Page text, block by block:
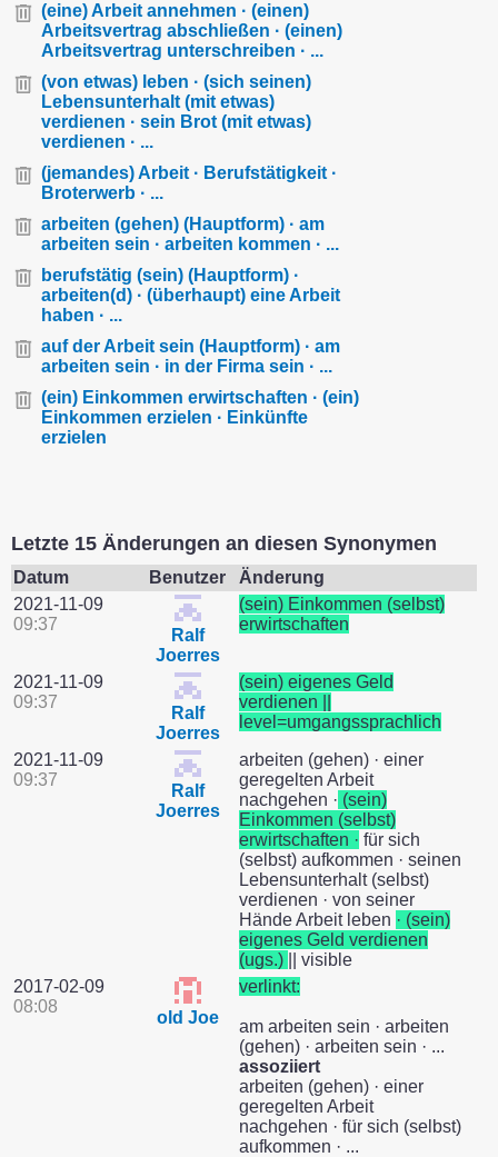
(eine) Arbeit annehmen · (einen)
Arbeitsvertrag abschließen · (einen)
Arbeitsvertrag unterschreiben · ...
(von etwas) leben · (sich seinen)
Lebensunterhalt (mit etwas)
verdienen · sein Brot (mit etwas)
verdienen · ...
(jemandes) Arbeit · Berufstätigkeit ·
Broterwerb · ...
arbeiten (gehen) (Hauptform) · am
arbeiten sein · arbeiten kommen · ...
berufstätig (sein) (Hauptform) ·
arbeiten(d) · (überhaupt) eine Arbeit
haben · ...
auf der Arbeit sein (Hauptform) · am
arbeiten sein · in der Firma sein · ...
(ein) Einkommen erwirtschaften · (ein)
Einkommen erzielen · Einkünfte
erzielen
Letzte 15 Änderungen an diesen Synonymen
Datum Benutzer
Änderung
2021-11-09
09:37
Ralf
Joerres
(sein) Einkommen (selbst)
erwirtschaften
2021-11-09
09:37
Ralf
Joerres
(sein) eigenes Geld
verdienen ||
level=umgangssprachlich
2021-11-09
09:37
Ralf
Joerres
arbeiten (gehen) · einer
geregelten Arbeit
nachgehen · (sein)
Einkommen (selbst)
erwirtschaften · für sich
(selbst) aufkommen · seinen
Lebensunterhalt (selbst)
verdienen · von seiner
Hände Arbeit leben · (sein)
eigenes Geld verdienen
(ugs.)
|| visible
2017-02-09
08:08
old Joe
verlinkt:
am arbeiten sein · arbeiten
(gehen) · arbeiten sein · ...
assoziiert
arbeiten (gehen) · einer
geregelten Arbeit
nachgehen · für sich (selbst)
aufkommen · ...